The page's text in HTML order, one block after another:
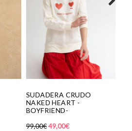
SUDADERA CRUDO
NAKED HEART -
BOYFRIEND-
99,00€49,00€